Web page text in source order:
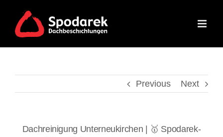
content
Previous Next
Dachreinigung Unterneukirchen | 🥇 Spodarek-